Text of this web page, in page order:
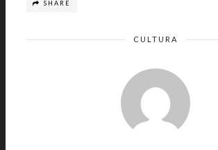
SHARE
CULTURA